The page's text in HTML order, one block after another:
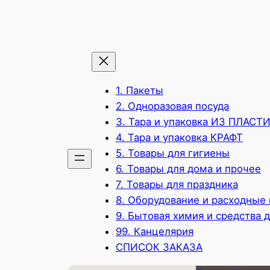
1. Пакеты
2. Одноразовая посуда
3. Тара и упаковка ИЗ
4. Тара и упаковка КРАФТ
5. Товары для гигиены
6. Товары для дома и прочее
7. Товары для праздника
8. Оборудование и расходные
9. Бытовая химия и средства
99. Канцелярия
СПИСОК ЗАКАЗА